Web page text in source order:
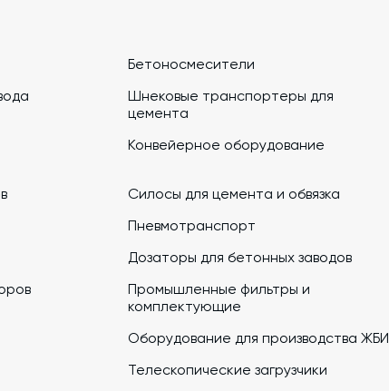
Бетоносмесители
Шнековые транспортеры для
цемента
Конвейерное оборудование
Силосы для цемента и обвязка
Пневмотранспорт
Дозаторы для бетонных заводов
Промышленные фильтры и
комплектующие
Оборудование для производства ЖБИ
Телескопические загрузчики